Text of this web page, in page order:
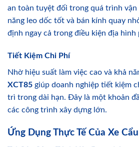
an toàn tuyệt đối trong quá trình vận
năng leo dốc tốt và bán kính quay
định ngay cả trong điều kiện địa hình
Tiết Kiệm Chi Phí
Nhờ hiệu suất làm việc cao và khả
XCT85 giúp doanh nghiệp tiết kiệm
trì trong dài hạn. Đây là một khoản
các công trình xây dựng lớn.
Ứng Dụng Thực Tế Của Xe